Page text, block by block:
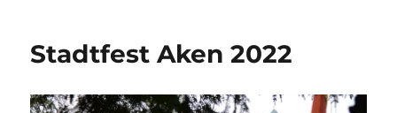
Stadtfest Aken 2022